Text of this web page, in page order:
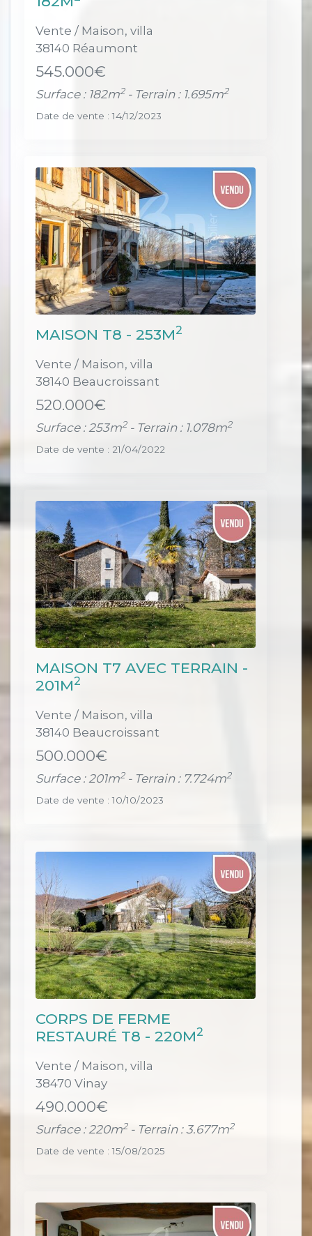
Vente / Maison, villa
38140 Réaumont
545.000€
Surface : 182m2- Terrain : 1.695m2
Date de vente : 14/12/2023
MAISON T8 - 253M2
Vente / Maison, villa
38140 Beaucroissant
520.000€
Surface : 253m2- Terrain : 1.078m2
Date de vente : 21/04/2022
MAISON T7 AVEC TERRAIN -
201M2
Vente / Maison, villa
38140 Beaucroissant
500.000€
Surface : 201m2- Terrain : 7.724m2
Date de vente : 10/10/2023
CORPS DE FERME
RESTAURÉ T8 - 220M2
Vente / Maison, villa
38470 Vinay
490.000€
Surface : 220m2- Terrain : 3.677m2
Date de vente : 15/08/2025